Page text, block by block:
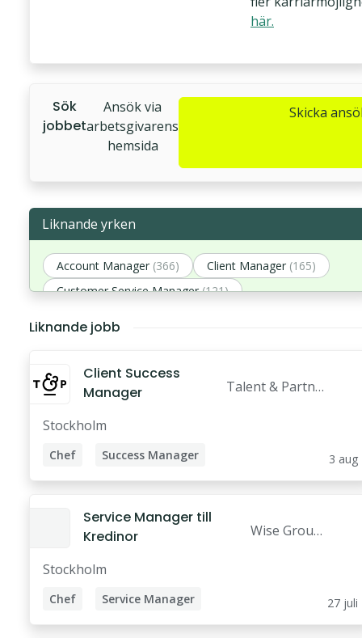
här.
Sök
jobbet
Ansök via
arbetsgivarens
hemsida
Skicka
Liknande yrken
Account Manager (366) Client Manager (165)
Customer Service Manager (121)
Liknande jobb
Client Success
Manager
Talent & Partne
Stockholm
Chef
Success Manager
Client Success Manager
Customer Success Manager
3 aug
Service Manager till
Kredinor
Wise Group
Stockholm
Chef
Service Manager
Customer Success Manager
27 juli